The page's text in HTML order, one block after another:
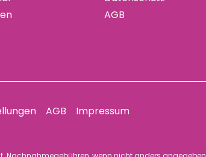
AGB
AGB Impressum